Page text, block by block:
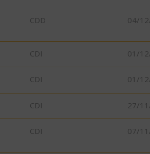
CDD 04/
CDI 01/
CDI 01/
CDI 27/
CDI 07/